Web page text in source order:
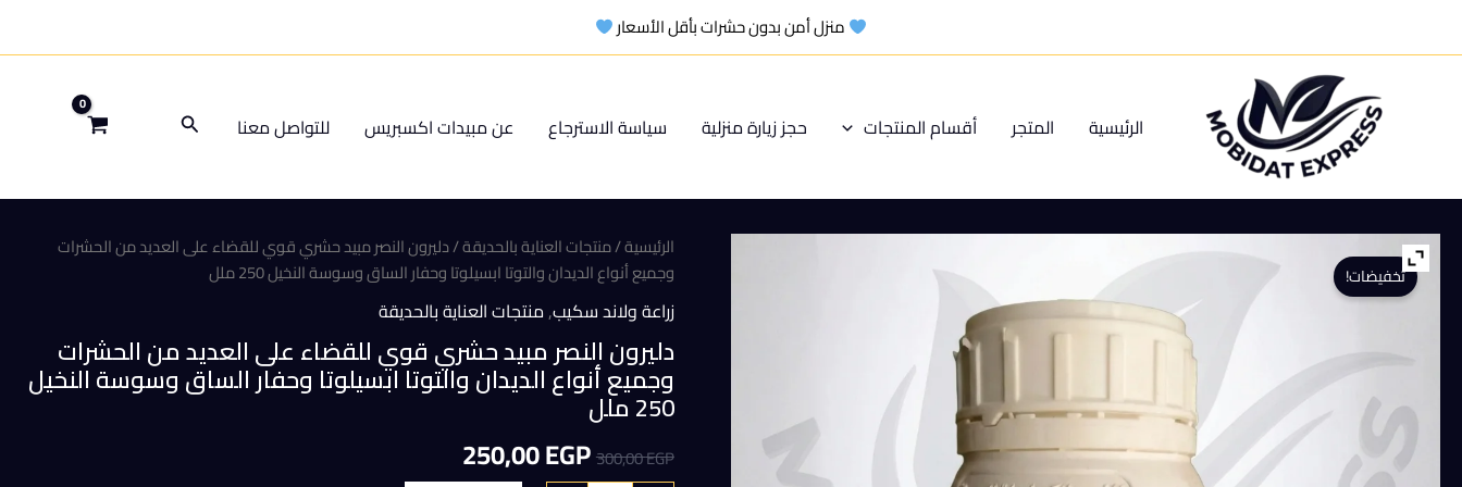
منزل أمن بدون حشرات بأقل الأسعار
الرئيسية المتجر أقسام المنتجات حجز زيارة منزلية سياسة الاسترجاع عن مبيدات اكسبريس للتواصل معنا البحث
تخفيضات!
الرئيسية/منتجات العناية بالحديقة/ دليرون النصر مبيد حشري قوي للقضاء على العديد من الحشرات
وجميع أنواع الديدان والتوتا ابسيلوتا وحفار الساق وسوسة النخيل 250 ملل
زراعة ولاند سكيب,منتجات العناية بالحديقة
دليرون النصر مبيد حشري قوي للقضاء على العديد من الحشرات
وجميع أنواع الديدان والتوتا ابسيلوتا وحفار الساق وسوسة النخيل
250 ملل
300,00EGP
السعر250,00EGP